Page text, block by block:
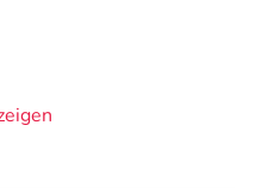
sind hauchzart und extra